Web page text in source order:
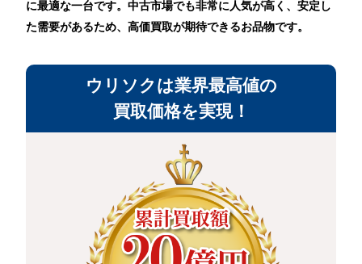
に最適な一台です。中古市場でも非常に人気が高く、安定し
た需要があるため、高価買取が期待できるお品物です。
ウリソクは業界最高値の
買取価格を実現！